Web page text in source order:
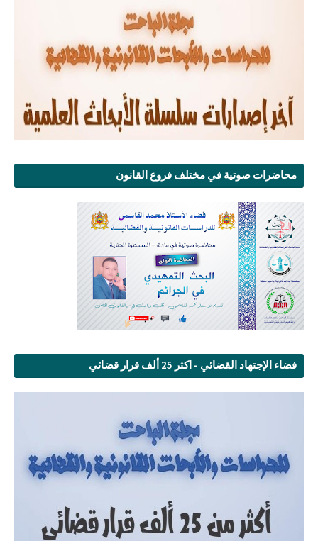
محاضرات صوتية في مختلف فروع القانون
فضاء الإجتهاد القضائي - اكثر 25 ألف قرار قضائي